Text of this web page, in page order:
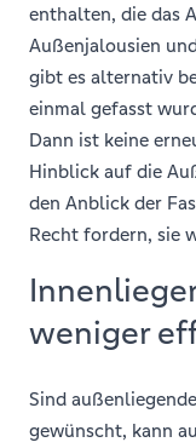
enthalten, die das
Außenjalousien
gibt es alternativ
einmal gefasst
Dann ist keine
Hinblick auf die
den Anblick der
Recht fordern, sie
weniger
Sind
gewünscht, kann